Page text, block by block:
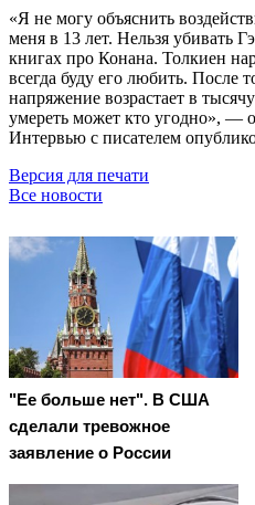
«Я не могу объяснить
меня в 13 лет. Нельзя убивать
книгах про Конана. Толкиен
всегда буду его любить. После
напряжение возрастает в
умереть может кто угодно», —
Интервью с писателем
Версия для печати
Все новости
"Ее больше нет". В США
сделали тревожное
заявление о России